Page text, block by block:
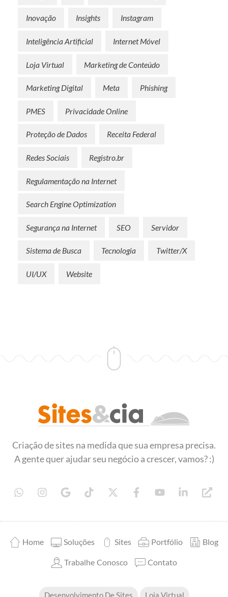
Inovação Insights Instagram
Inteligência Artificial Internet Móvel
Loja Virtual Marketing de Conteúdo
Marketing Digital Meta Phishing
PMES Privacidade Online
Proteção de Dados Receita Federal
Redes Sociais Registro.br
Regulamentação na Internet
Search Engine Optimization
Segurança na Internet SEO Servidor
Sistema de Busca Tecnologia Twitter/X
UI/UX Website
Criação de sites na medida que sua empresa precisa.
A gente quer ajudar seu negócio a crescer, vamos? :)
Home Soluções Sites Portfólio Blog
Trabalhe Conosco Contato
Desenvolvimento De Sites Loja Virtual